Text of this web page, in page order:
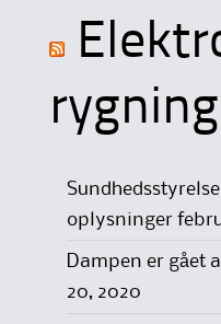
rygning
oplysninger
Dampen er gået
20, 2020